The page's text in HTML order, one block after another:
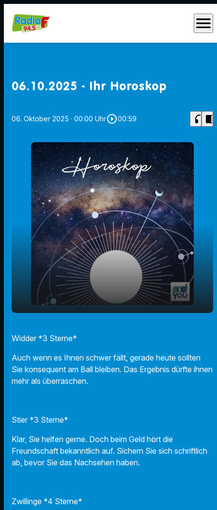
menu
06.10.2025 - Ihr Horoskop
06. Oktober 2025 · 00:00 Uhrplay_circle_outline00:59 headphones chrome_reader_mode
play_arrow
Widder *3 Sterne*
Auch wenn es Ihnen schwer fällt, gerade heute sollten
Sie konsequent am Ball bleiben. Das Ergebnis dürfte ihnen
mehr als überraschen.
Stier *3 Sterne*
Klar, Sie helfen gerne. Doch beim Geld hört die
Freundschaft bekanntlich auf. Sichern Sie sich schriftlich
ab, bevor Sie das Nachsehen haben.
Zwillinge *4 Sterne*